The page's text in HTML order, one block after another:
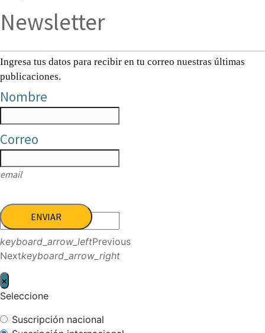
Newsletter
Ingresa tus datos para recibir en tu correo nuestras últimas
publicaciones.
Nombre
Correo
email
ENVIAR
keyboard_arrow_leftPrevious
Nextkeyboard_arrow_right
×
Seleccione
Suscripción nacional